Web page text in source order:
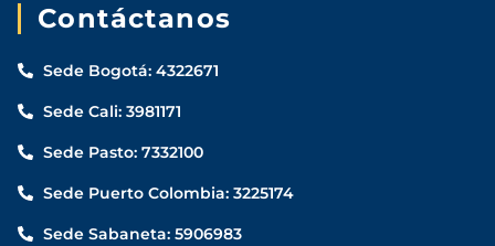
Contáctanos
Sede Bogotá: 4322671
Sede Cali: 3981171
Sede Pasto: 7332100
Sede Puerto Colombia: 3225174
Sede Sabaneta: 5906983